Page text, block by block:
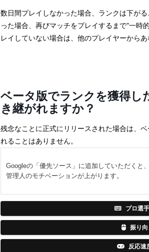
数日間プレイしなかった場合、ランクは下が
った場合、再びマッチをプレイするまで"一時
レイしていない場合は、他のプレイヤーから
ベータ版でランクを獲得し
き継がれますか？
残念なことに正式にリリースされた場合は、
れることはありません。
Googleの「優先ソース」に追加していただくと、
管理人のモチベーションが上がります。
プロ選
振り
反応速